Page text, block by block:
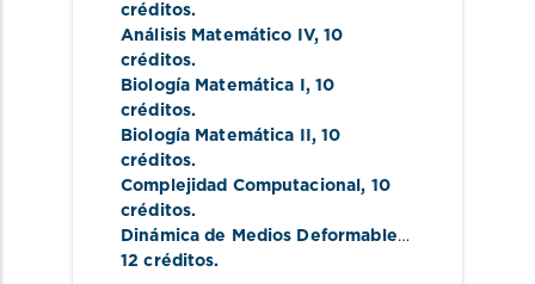
créditos.
Análisis Matemático IV, 10
créditos.
Biología Matemática I , 10
créditos.
Biología Matemática II , 10
créditos.
Complejidad Computacional, 10
créditos.
Dinámica de Medios Deformables,
12 créditos.